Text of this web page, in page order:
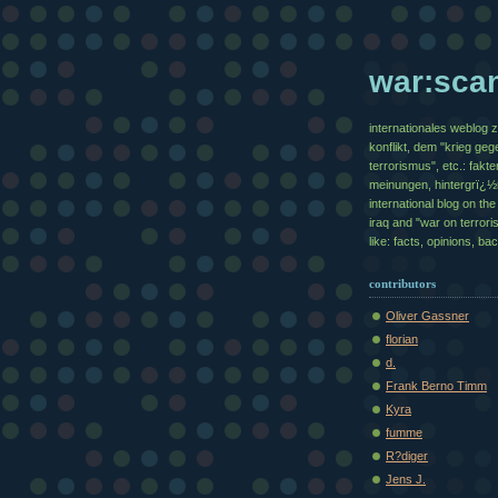
internationales weblog
konflikt, dem "krieg
terrorismus", etc.:
meinungen,
international blog on
iraq and "war on
like: facts, opinions,
contributors
Oliver Gassner
florian
d.
Frank Berno Timm
Kyra
fumme
R?diger
Jens J.